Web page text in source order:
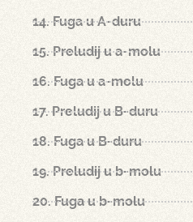
14. Fuga u A-duru
15. Preludij u a-molu
16. Fuga u a-molu
17. Preludij u B-duru
18. Fuga u B-duru
19. Preludij u b-molu
20. Fuga u b-molu